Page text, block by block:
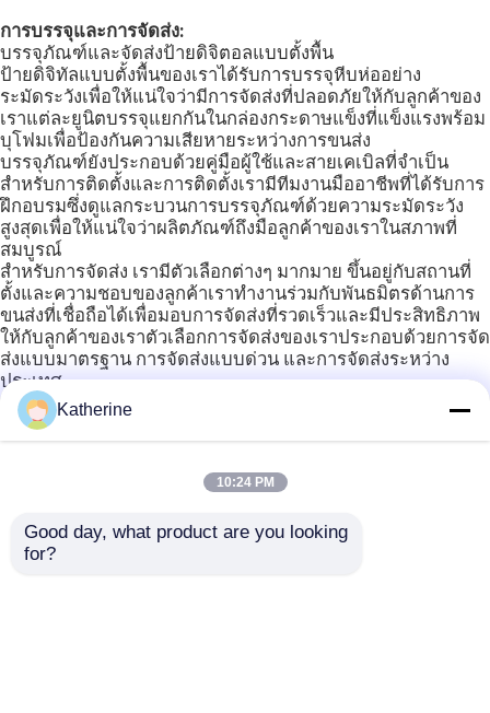
การบรรจุและการจัดส่ง:
บรรจุภัณฑ์และจัดส่งป้ายดิจิตอลแบบตั้งพื้น
ป้ายดิจิทัลแบบตั้งพื้นของเราได้รับการบรรจุหีบห่ออย่าง
ระมัดระวังเพื่อให้แน่ใจว่ามีการจัดส่งที่ปลอดภัยให้กับลูกค้าของ
เราแต่ละยูนิตบรรจุแยกกันในกล่องกระดาษแข็งที่แข็งแรงพร้อม
บุโฟมเพื่อป้องกันความเสียหายระหว่างการขนส่ง
บรรจุภัณฑ์ยังประกอบด้วยคู่มือผู้ใช้และสายเคเบิลที่จำเป็น
สำหรับการติดตั้งและการติดตั้งเรามีทีมงานมืออาชีพที่ได้รับการ
ฝึกอบรมซึ่งดูแลกระบวนการบรรจุภัณฑ์ด้วยความระมัดระวัง
สูงสุดเพื่อให้แน่ใจว่าผลิตภัณฑ์ถึงมือลูกค้าของเราในสภาพที่
สมบูรณ์
สำหรับการจัดส่ง เรามีตัวเลือกต่างๆ มากมาย ขึ้นอยู่กับสถานที่
ตั้งและความชอบของลูกค้าเราทำงานร่วมกับพันธมิตรด้านการ
ขนส่งที่เชื่อถือได้เพื่อมอบการจัดส่งที่รวดเร็วและมีประสิทธิภาพ
ให้กับลูกค้าของเราตัวเลือกการจัดส่งของเราประกอบด้วยการจัด
ส่งแบบมาตรฐาน การจัดส่งแบบด่วน และการจัดส่งระหว่าง
ประเทศ
เมื่อจัดส่งสินค้าแล้วลูกค้าจะได้รับหมายเลขติดตามเพื่อติดตาม
สถานะการจัดส่งนอกจากนี้เรายังมีการประกันผลิตภัณฑ์ของเรา
ระหว่างการขนส่งเพื่อให้ลูกค้าของเราสบายใจ
ที่ Floor Standing Digital Signage เรามีความภาคภูมิใจอย่าง
ยิ่งในกระบวนการบรรจุและจัดส่งของเราเพื่อให้แน่ใจว่าลูกค้า
คำถามที่พบบ่อย:
Katherine
10:24 PM
Good day, what product are you looking
for?